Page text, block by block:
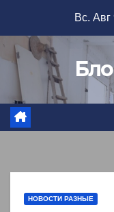
содержимому
Вс. Авг
НОВОСТИ РАЗНЫЕ